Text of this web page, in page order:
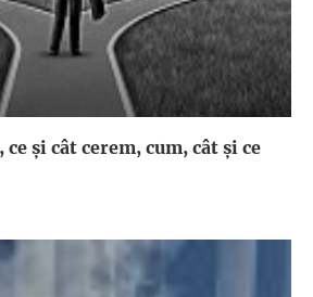
ce şi cât cerem, cum, cât şi ce